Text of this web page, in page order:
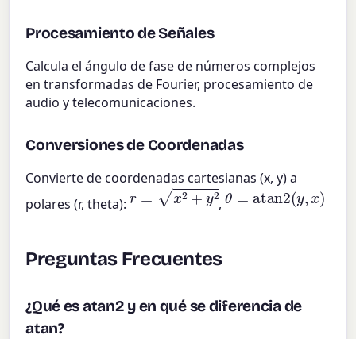
Procesamiento de Señales
Calcula el ángulo de fase de números complejos
en transformadas de Fourier, procesamiento de
audio y telecomunicaciones.
Conversiones de Coordenadas
Convierte de coordenadas cartesianas (x, y) a
polares (r, theta):
r=x2+y2
,
θ atan2(y,x )
Preguntas Frecuentes
¿Qué es atan2 y en qué se diferencia de
atan?